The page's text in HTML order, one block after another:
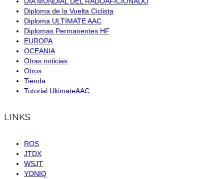
Diploma de la Vuelta Ciclista
Diploma ULTIMATE AAC
Diplomas Permanentes HF
EUROPA
OCEANIA
Otras noticias
Otros
Tienda
Tutorial UltimateAAC
LINKS
ROS
JTDX
WSJT
YONIQ